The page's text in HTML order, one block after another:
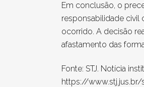
Em conclusão, o
responsabilidade civil
ocorrido. A decisão
afastamento das
Fonte: STJ. Notícia
https://